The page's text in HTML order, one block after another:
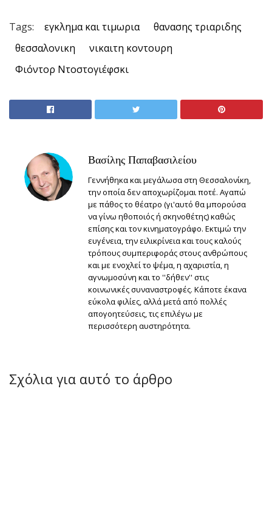
Tags: εγκλημα και τιμωρια
θανασης τριαριδης
θεσσαλονικη
νικαιτη κοντουρη
Φιόντορ Ντοστογιέφσκι
Βασίλης Παπαβασιλείου
Γεννήθηκα και μεγάλωσα στη Θεσσαλονίκη,
την οποία δεν αποχωρίζομαι ποτέ. Αγαπώ
με πάθος το θέατρο (γι'αυτό θα μπορούσα
να γίνω ηθοποιός ή σκηνοθέτης) καθώς
επίσης και τον κινηματογράφο. Εκτιμώ την
ευγένεια, την ειλικρίνεια και τους καλούς
τρόπους συμπεριφοράς στους ανθρώπους
και με ενοχλεί το ψέμα, η αχαριστία, η
αγνωμοσύνη και το ''δήθεν'' στις
κοινωνικές συναναστροφές. Κάποτε έκανα
εύκολα φιλίες, αλλά μετά από πολλές
απογοητεύσεις, τις επιλέγω με
περισσότερη αυστηρότητα.
Σχόλια για αυτό το άρθρο